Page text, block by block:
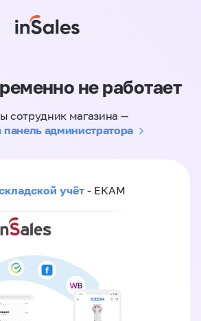
не работает
сотрудник магазина —
панель администратора
учёт - ЕКАМ